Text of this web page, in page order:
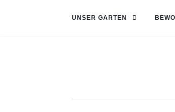
UNSER GARTEN